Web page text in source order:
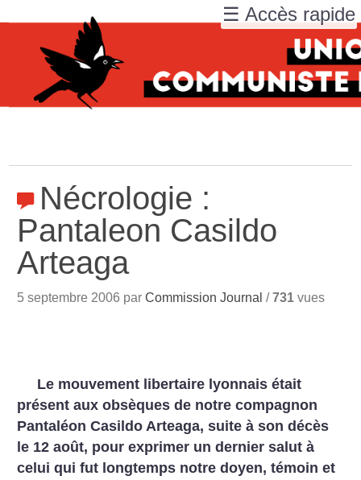
Nécrologie :
Pantaleon Casildo
Arteaga
5 septembre 2006 parCommission Journal /731 vues
Le mouvement libertaire lyonnais était
présent aux obsèques de notre compagnon
Pantaléon Casildo Arteaga, suite à son décès
le 12 août, pour exprimer un dernier salut à
celui qui fut longtemps notre doyen, témoin et
☰ Accès rapide